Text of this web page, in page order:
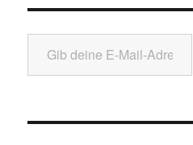
Gib deine E-Mail-Adresse ein ...